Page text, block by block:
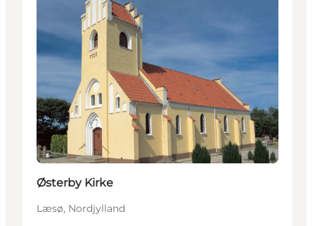
Østerby Kirke
Læsø, Nordjylland